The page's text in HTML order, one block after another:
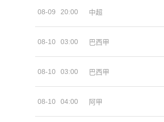
08-09 20:00 中超
08-10 03:00 巴西甲
08-10 03:00 巴西甲
08-10 04:00 阿甲